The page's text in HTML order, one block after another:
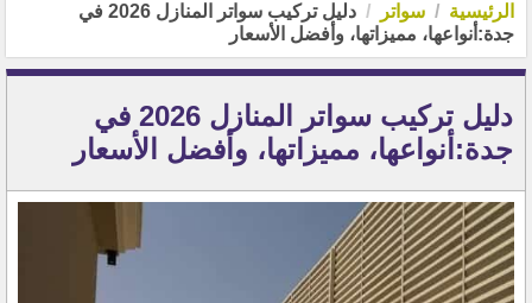
الرئيسية سواتر
دليل تركيب سواتر المنازل 2026 في
جدة:أنواعها، مميزاتها، وأفضل الأسعار
دليل تركيب سواتر المنازل 2026 في
جدة:أنواعها، مميزاتها، وأفضل الأسعار